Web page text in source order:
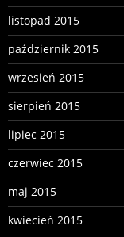
listopad 2015
październik 2015
wrzesień 2015
sierpień 2015
lipiec 2015
czerwiec 2015
maj 2015
kwiecień 2015